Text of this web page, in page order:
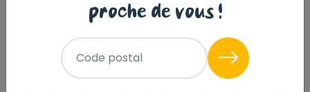
Distributeur automatique d'eau
Bubble Stream, 3 l/ø 25 × 16 cm,
bleu/blanc
Réf : 4011905244648
proche de vous !
Code postal